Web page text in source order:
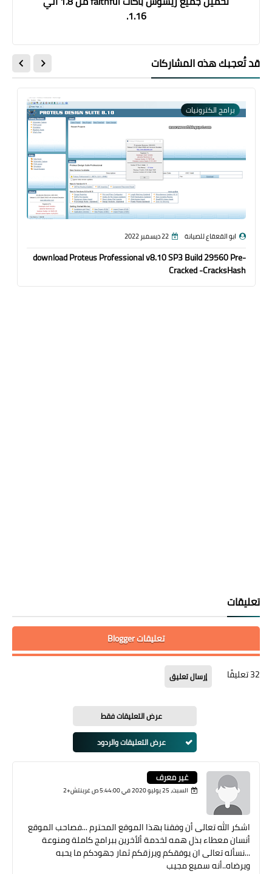
1.16.
قد تُعجبك هذه المشاركات
برامج الكترونيات
ابو القعقاع للصيانة 22 ديسمبر 2022
download Proteus Professional v8.10 SP3 Build 29560 Pre-
Cracked -CracksHash
تعليقات
تعليقات Blogger
32 تعليقًا إرسال تعليق
عرض التعليقات فقط
عرض التعليقات والردود
غير معرف
السبت، 25 يوليو 2020 في 5:44:00 ص غرينتش+2
اشكر الله تعالى أن وفقنا بهذا الموقع المحترم ...فصاحب الموقع
أنسان معطاء بذل همه لخدمة ألأخرين ببرامج كاملة ومنوعة
...نسأله تعالى ان يوفقكم ويرزقكم ثمار جهودكم ما يحبه
ويرضاه..أنه سميع مجيب